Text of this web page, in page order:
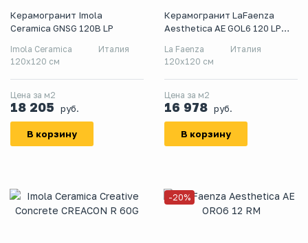
Керамогранит Imola
Ceramica GNSG 120B LP
Imola Ceramica
Италия
120x120 см
Цена за м2
18 205 руб.
В корзину
Керамогранит LaFaenza
Aesthetica AE GOL6 120 LP
La Faenza
Италия
120x120 см
Цена за м2
16 978 руб.
В корзину
-20%